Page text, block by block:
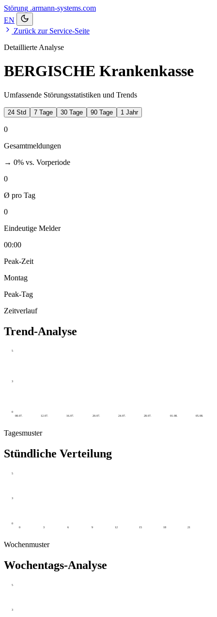
Störung .armann-systems.com
EN
Zurück zur Service-Seite
Detaillierte Analyse
BERGISCHE Krankenkasse
Umfassende Störungsstatistiken und Trends
24 Std 7 Tage 30 Tage 90 Tage 1 Jahr
0
Gesamtmeldungen
→ 0% vs. Vorperiode
0
Ø pro Tag
0
Eindeutige Melder
00:00
Peak-Zeit
Montag
Peak-Tag
Zeitverlauf
Trend-Analyse
0
3
5
08.07. 12.07. 16.07. 20.07. 24.07. 28.07. 01.08. 05.08.
Tagesmuster
Stündliche Verteilung
0
3
5
0 3 6 9 12 15 18 21
Wochenmuster
Wochentags-Analyse
3
5